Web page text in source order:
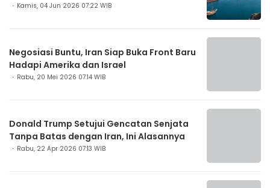
Kamis, 04 Jun 2026 07:22 WIB
Negosiasi Buntu, Iran Siap Buka Front Baru
Hadapi Amerika dan Israel
Rabu, 20 Mei 2026 07:14 WIB
Donald Trump Setujui Gencatan Senjata
Tanpa Batas dengan Iran, Ini Alasannya
Rabu, 22 Apr 2026 07:13 WIB